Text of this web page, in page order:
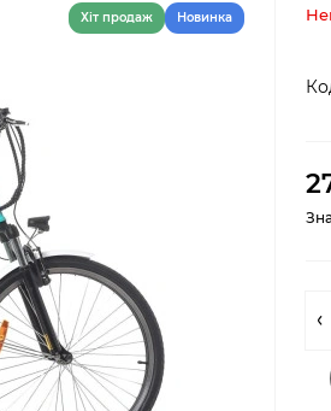
Хiт продаж Новинка